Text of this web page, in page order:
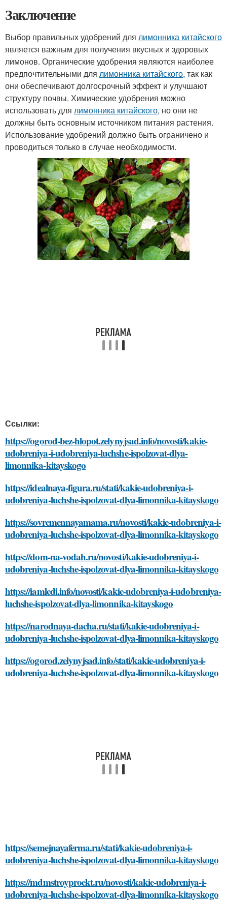
Заключение
Выбор правильных удобрений для лимонника китайского
является важным для получения вкусных и здоровых
лимонов. Органические удобрения являются наиболее
предпочтительными для лимонника китайского, так как
они обеспечивают долгосрочный эффект и улучшают
структуру почвы. Химические удобрения можно
использовать для лимонника китайского, но они не
должны быть основным источником питания растения.
Использование удобрений должно быть ограничено и
проводиться только в случае необходимости.
Ссылки:
https://ogorod-bez-hlopot.zelynyjsad.info/novosti/kakie-
udobreniya-i-udobreniya-luchshe-ispolzovat-dlya-
limonnika-kitayskogo
https://idealnaya-figura.ru/stati/kakie-udobreniya-i-
udobreniya-luchshe-ispolzovat-dlya-limonnika-kitayskogo
https://sovremennayamama.ru/novosti/kakie-udobreniya-i-
udobreniya-luchshe-ispolzovat-dlya-limonnika-kitayskogo
https://dom-na-vodah.ru/novosti/kakie-udobreniya-i-
udobreniya-luchshe-ispolzovat-dlya-limonnika-kitayskogo
https://iamledi.info/novosti/kakie-udobreniya-i-udobreniya-
luchshe-ispolzovat-dlya-limonnika-kitayskogo
https://narodnaya-dacha.ru/stati/kakie-udobreniya-i-
udobreniya-luchshe-ispolzovat-dlya-limonnika-kitayskogo
https://ogorod.zelynyjsad.info/stati/kakie-udobreniya-i-
udobreniya-luchshe-ispolzovat-dlya-limonnika-kitayskogo
https://semejnayaferma.ru/stati/kakie-udobreniya-i-
udobreniya-luchshe-ispolzovat-dlya-limonnika-kitayskogo
https://mdmstroyproekt.ru/novosti/kakie-udobreniya-i-
udobreniya-luchshe-ispolzovat-dlya-limonnika-kitayskogo